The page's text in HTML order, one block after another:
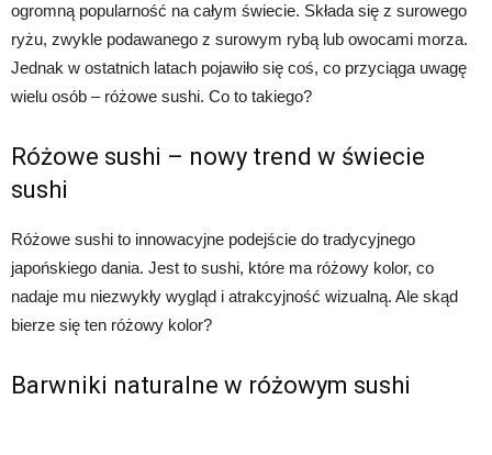
ogromną popularność na całym świecie. Składa się z surowego
ryżu, zwykle podawanego z surowym rybą lub owocami morza.
Jednak w ostatnich latach pojawiło się coś, co przyciąga uwagę
wielu osób – różowe sushi. Co to takiego?
Różowe sushi – nowy trend w świecie
sushi
Różowe sushi to innowacyjne podejście do tradycyjnego
japońskiego dania. Jest to sushi, które ma różowy kolor, co
nadaje mu niezwykły wygląd i atrakcyjność wizualną. Ale skąd
bierze się ten różowy kolor?
Barwniki naturalne w różowym sushi